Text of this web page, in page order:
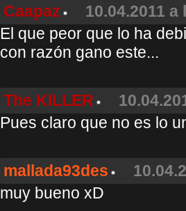
Caapaz
10.04.2011 a
El que peor que lo ha
con razón gano este...
The KILLER
Pues claro que no es lo
mallada93des
muy bueno xD